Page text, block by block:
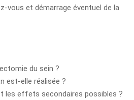
vous et démarrage éventuel de la
du sein ?
est-elle réalisée ?
les effets secondaires possibles ?